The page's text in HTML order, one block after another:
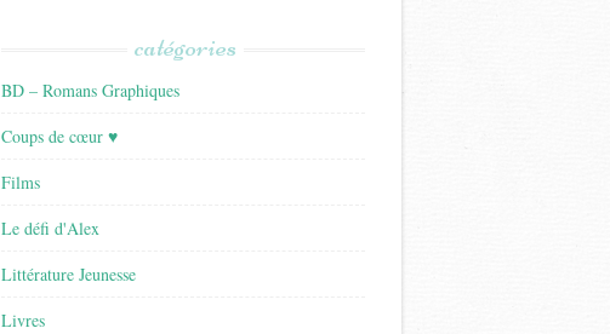
catégories
BD – Romans Graphiques
Coups de cœur ♥
Films
Le défi d'Alex
Littérature Jeunesse
Livres